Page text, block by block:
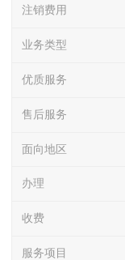
注销费用
业务类型
优质服务
售后服务
面向地区
办理
收费
服务项目